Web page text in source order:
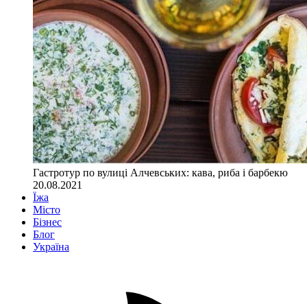
Гастротур по вулиці Алчевських: кава, риба і барбекю
20.08.2021
Їжа
Місто
Бізнес
Блог
Україна